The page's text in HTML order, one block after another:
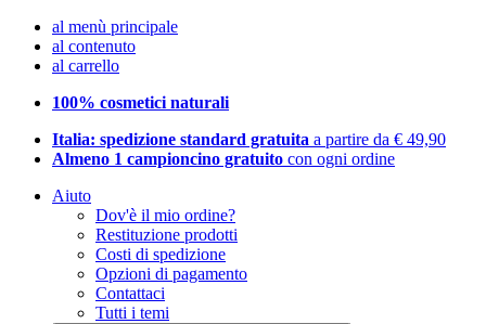
al menù principale
al contenuto
al carrello
100% cosmetici naturali
Italia: spedizione standard gratuita a partire da € 49,90
Almeno 1 campioncino gratuito con ogni ordine
Aiuto
Dov'è il mio ordine?
Restituzione prodotti
Costi di spedizione
Opzioni di pagamento
Contattaci
Tutti i temi